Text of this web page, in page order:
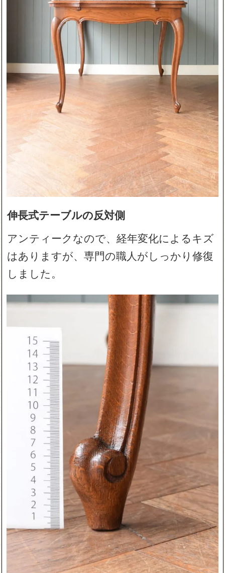
伸長式テーブルの反対側
アンティークなので、経年変化によるキズ
はありますが、専門の職人がしっかり修復
しました。